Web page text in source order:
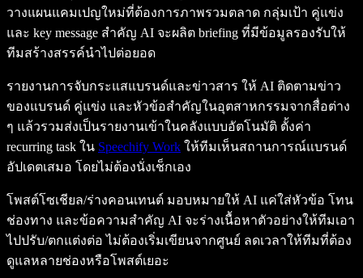
วางแผนแคมเปญใหม่ที่ต้องการภาพรวมตลาด กลุ่มเป้า คู่แข่ง
และ key message สำคัญ AI จะผลิต briefing ที่มีข้อมูลรองรับให้
ทีมสร้างสรรค์นำไปต่อยอด
รายงานการจับกระแสแบรนด์และข่าวสาร ให้ AI ติดตามข่าว
ของแบรนด์ คู่แข่ง และหัวข้อสำคัญในอุตสาหกรรมจากสื่อต่าง
ๆ แล้วรวมส่งเป็นรายงานเข้าในคลังแบบอัตโนมัติ ตั้งค่า
recurring task ใน Speechify Work ให้ทีมเห็นสถานการณ์แบรนด์
อัปเดตเสมอ โดยไม่ต้องนั่งเช็กเอง
โพสต์โซเชียล/ร่างคอนเทนต์ มอบหมายให้ AI แค่ใส่หัวข้อ โทน
ช่องทาง และข้อความสำคัญ AI จะร่างเนื้อหาตัวอย่างให้ทีมเอา
ไปปรับ/ตกแต่งต่อ ไม่ต้องเริ่มเขียนจากศูนย์ ลดเวลาให้ทีมที่ต้อง
ดูแลหลายช่องหรือโพสต์เยอะ